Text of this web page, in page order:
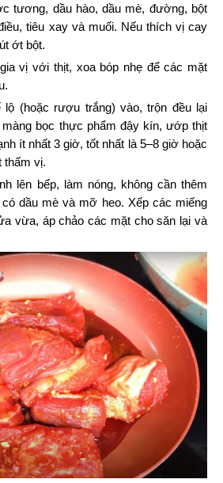
tương, dầu hào, dầu mè, đường, bột
tiêu xay và muối. Nếu thích vị cay
ớt bột.
vị với thịt, xoa bóp nhẹ để các mặt
(hoặc rượu trắng) vào, trộn đều lại
bọc thực phẩm đậy kín, ướp thịt
ít nhất 3 giờ, tốt nhất là 5–8 giờ hoặc
thấm vị.
lên bếp, làm nóng, không cần thêm
dầu mè và mỡ heo. Xếp các miếng
vừa, áp chảo các mặt cho săn lại và